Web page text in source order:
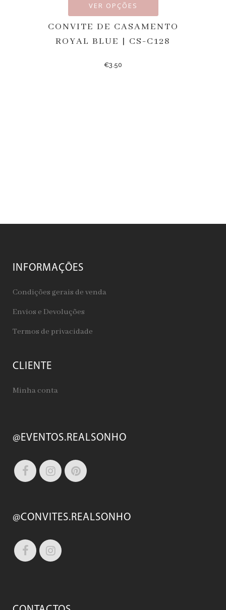
VER OPÇÕES
CONVITE DE CASAMENTO
ROYAL BLUE | CS-C128
€3.50
INFORMAÇÕES
Condições gerais de venda
Envios e Devoluções
Termos de privacidade
CLIENTE
Minha conta
@EVENTOS.REALSONHO
@CONVITES.REALSONHO